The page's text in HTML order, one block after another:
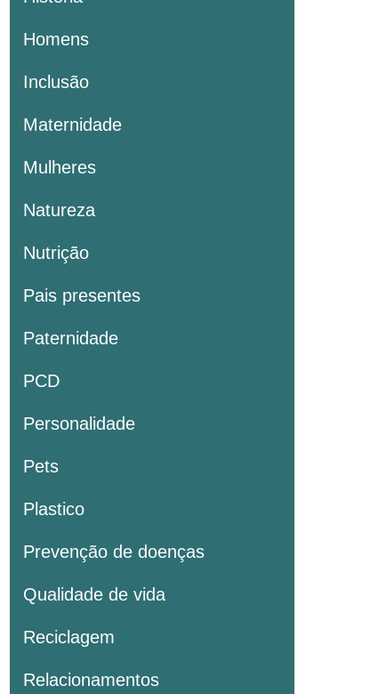
Homens
Inclusão
Maternidade
Mulheres
Natureza
Nutrição
Pais presentes
Paternidade
PCD
Personalidade
Pets
Plastico
Prevenção de doenças
Qualidade de vida
Reciclagem
Relacionamentos